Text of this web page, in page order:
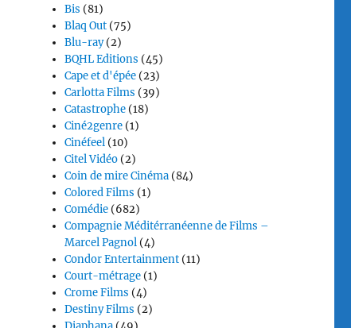
Bis (81)
Blaq Out (75)
Blu-ray(2)
BQHL Editions (45)
Cape et d'épée (23)
Carlotta Films (39)
Catastrophe (18)
Ciné2genre (1)
Cinéfeel (10)
Citel Vidéo (2)
Coin de mire Cinéma (84)
Colored Films (1)
Comédie (682)
Compagnie Méditérranéenne de Films –
Marcel Pagnol (4)
Condor Entertainment (11)
Court-métrage (1)
Crome Films (4)
Destiny Films (2)